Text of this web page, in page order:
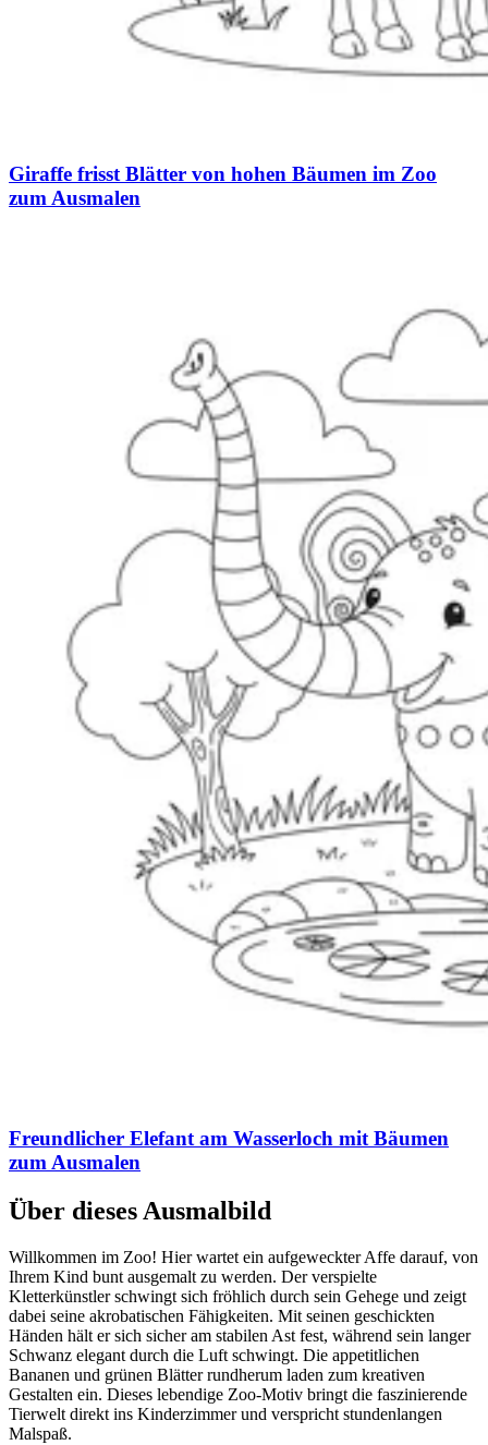
Giraffe frisst Blätter von hohen Bäumen im Zoo
zum Ausmalen
Freundlicher Elefant am Wasserloch mit Bäumen
zum Ausmalen
Über dieses Ausmalbild
Willkommen im Zoo! Hier wartet ein aufgeweckter Affe darauf, von
Ihrem Kind bunt ausgemalt zu werden. Der verspielte
Kletterkünstler schwingt sich fröhlich durch sein Gehege und zeigt
dabei seine akrobatischen Fähigkeiten. Mit seinen geschickten
Händen hält er sich sicher am stabilen Ast fest, während sein langer
Schwanz elegant durch die Luft schwingt. Die appetitlichen
Bananen und grünen Blätter rundherum laden zum kreativen
Gestalten ein. Dieses lebendige Zoo-Motiv bringt die faszinierende
Tierwelt direkt ins Kinderzimmer und verspricht stundenlangen
Malspaß.